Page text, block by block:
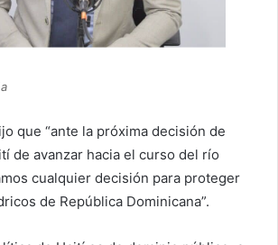
que “ante la próxima decisión de
de avanzar hacia el curso del río
cualquier decisión para proteger
de República Dominicana”.